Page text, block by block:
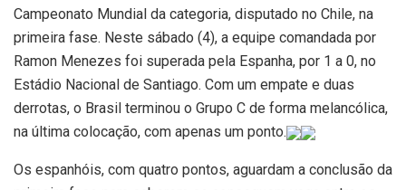
Campeonato Mundial da categoria, disputado no Chile, na
primeira fase. Neste sábado (4), a equipe comandada por
Ramon Menezes foi superada pela Espanha, por 1 a 0, no
Estádio Nacional de Santiago. Com um empate e duas
derrotas, o Brasil terminou o Grupo C de forma melancólica,
na última colocação, com apenas um ponto.
Os espanhóis, com quatro pontos, aguardam a conclusão da